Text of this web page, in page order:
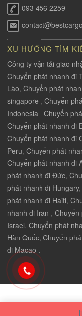
093 456 2259
XU HƯỚNG TÌM
Công ty vận tải giao
Chuyển phát nhanh đi
Lào, Chuyển phát
singapore , Chuyển
Indonesia , Chuyển
Chuyển phát nhanh đi
Chuyển phát nhanh đi
Peru, Chuyển phát
Chuyển phát nhanh đi
phát nhanh đi Đức,
phát nhanh đi Hungary,
phát nhanh đi Haiti,
nhanh đi Iran , Chuyển
Israel, Chuyển phát
Hàn Quốc, Chuyển
đi Macao .